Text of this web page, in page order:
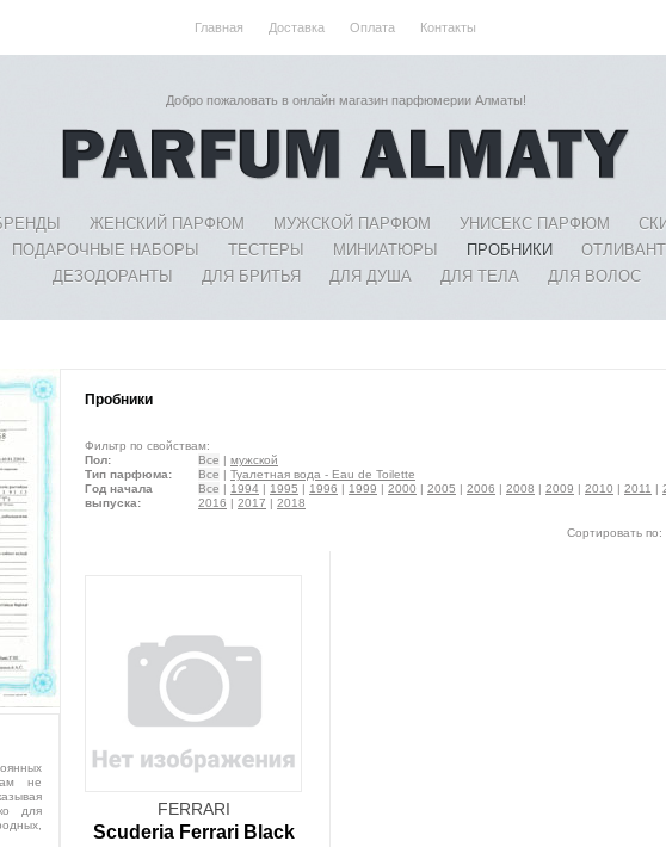
Главная Доставка Оплата Контакты
Добро пожаловать в онлайн магазин парфюмерии Алматы!
ЖЕНСКИЙ ПАРФЮМ МУЖСКОЙ ПАРФЮМ УНИСЕКС ПАРФЮМ
ПОДАРОЧНЫЕ НАБОРЫ
ТЕСТЕРЫ МИНИАТЮРЫ ПРОБНИКИ
ДЕЗОДОРАНТЫ
ДЛЯ БРИТЬЯ ДЛЯ ДУША ДЛЯ ТЕЛА ДЛЯ ВОЛОС
Пробники
Фильтр по свойствам:
Пол:
Все | мужской
Тип парфюма:
Все | Туалетная вода - Eau de Toilette
Год начала
выпуска:
Все | 1994 | 1995 | 1996 | 1999 | 2000 | 2005 | 2006 | 2008 | 2009 | 2010 | 2011 |
2016 | 2017 | 2018
Сортировать по:
FERRARI
Scuderia Ferrari Black
не
для